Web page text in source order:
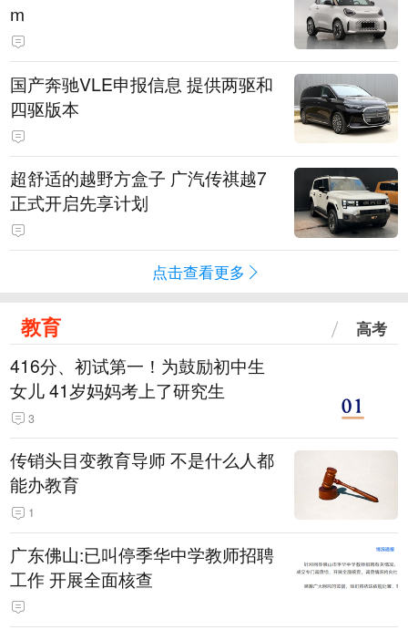
m
国产奔驰VLE申报信息 提供两驱和
四驱版本
超舒适的越野方盒子 广汽传祺越7
正式开启先享计划
点击查看更多
教育 高考
416分、初试第一！为鼓励初中生
女儿 41岁妈妈考上了研究生
3
传销头目变教育导师 不是什么人都
能办教育
1
广东佛山:已叫停季华中学教师招聘
工作 开展全面核查